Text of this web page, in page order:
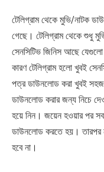
টেলিগ্রাম থেকে মুভি/নাটক
গেছে। টেলিগ্রাম থেকে শুধু
সেনসিটিভ জিনিস আছে
কারণ টেলিগ্রাম হলো খুবই
পত্র ডাউনলোড করা খুবই সহজ।
ডাউনলোড করার জন্য নিচে
হয়ে নিন। জয়েন হওয়ার পর
ডাউনলোড করতে হয়। তারপর
হবে না।